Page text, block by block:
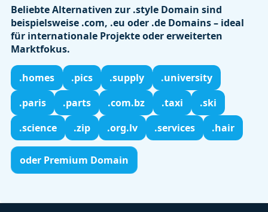
Beliebte Alternativen zur .style Domain sind
beispielsweise .com, .eu oder .de Domains – ideal
für internationale Projekte oder erweiterten
Marktfokus.
.homes .pics .supply
.university
.paris
.parts .com.bz .taxi
.ski
.science
.zip .org.lv .services .hair
oder Premium Domain